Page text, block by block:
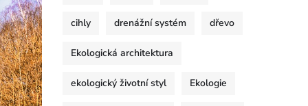
cihly drenážní systém dřevo
Ekologická architektura
ekologický životní styl Ekologie